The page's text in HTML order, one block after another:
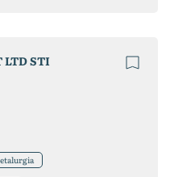
LTD STI